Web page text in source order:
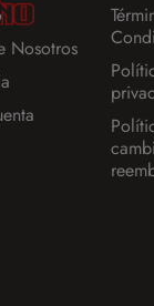
Nosotros